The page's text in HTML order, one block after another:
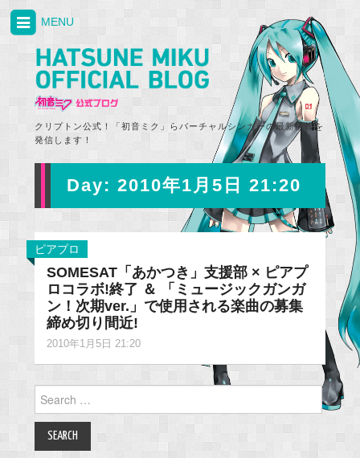
クリプトン公式！「初音ミク」らバーチャルシンガーの最新情報を
発信します！
MENU
Day: 2010年1月5日 21:20
ピアプロ
SOMESAT「あかつき」支援部 × ピアプ
ロコラボ!終了 ＆ 「ミュージックガンガ
ン！次期ver.」で使用される楽曲の募集
締め切り間近!
2010年1月5日 21:20
Search
for: